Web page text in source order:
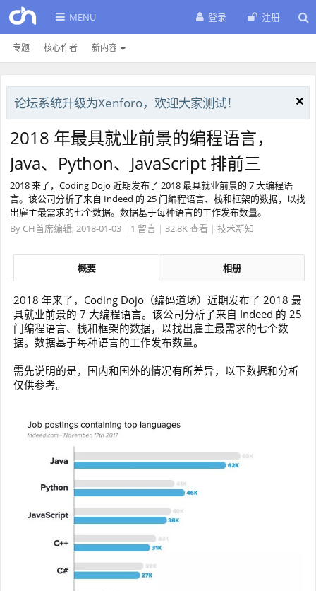
MENU
专题 核心作者 新内容
登录 注册
论坛系统升级为Xenforo，欢迎大家测试！
2018 年最具就业前景的编程语言，
Java、Python、JavaScript 排前三
2018 来了，Coding Dojo 近期发布了 2018 最具就业前景的 7 大编程语
言。该公司分析了来自 Indeed 的 25 门编程语言、栈和框架的数据，以找
出雇主最需求的七个数据。数据基于每种语言的工作发布数量。
By CH首席编辑, 2018-01-03 | 1 留言 | 32.8K 查看 | 技术新知
概要 相册
2018 年来了，Coding Dojo（编码道场）近期发布了 2018 最
具就业前景的 7 大编程语言。该公司分析了来自 Indeed 的 25
门编程语言、栈和框架的数据，以找出雇主最需求的七个数
据。数据基于每种语言的工作发布数量。
需先说明的是，国内和国外的情况有所差异，以下数据和分析
仅供参考。